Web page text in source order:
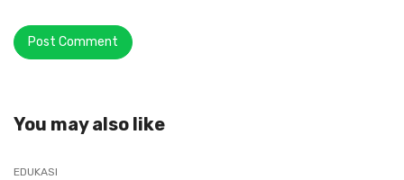
You may also like
EDUKASI